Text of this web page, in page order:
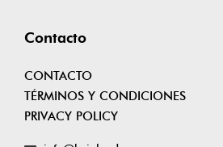
Contacto
CONTACTO
TÉRMINOS Y CONDICIONES
PRIVACY POLICY